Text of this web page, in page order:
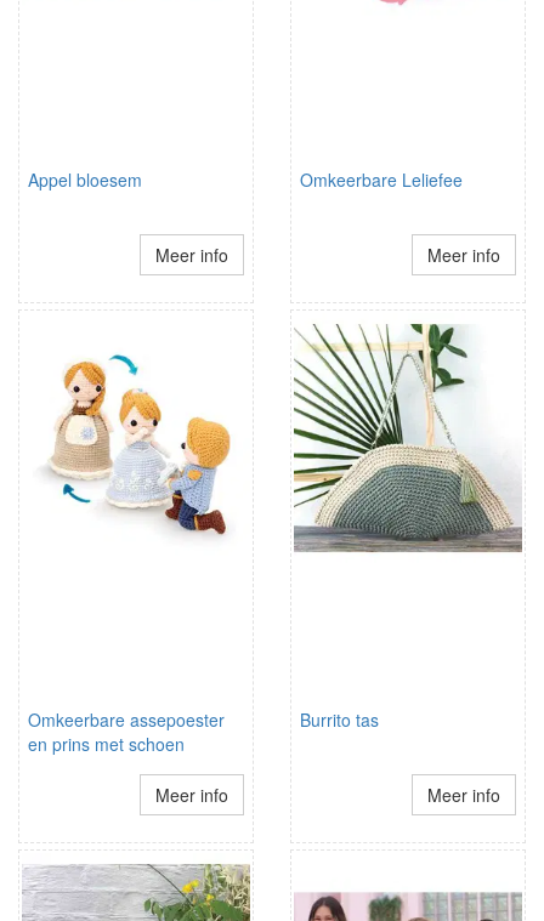
Appel bloesem
Meer info
Omkeerbare Leliefee
Meer info
Omkeerbare assepoester
en prins met schoen
Meer info
Burrito tas
Meer info